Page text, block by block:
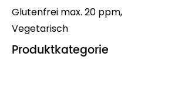
Glutenfrei max. 20 ppm,
Vegetarisch
Produktkategorie